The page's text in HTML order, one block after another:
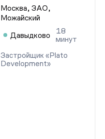
Москва, ЗАО,
Можайский
Давыдково
18
минут
Застройщик «Plato
Development»